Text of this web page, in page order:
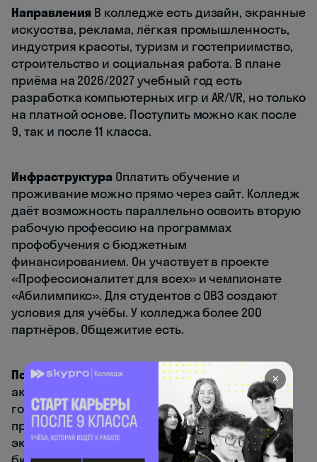
Направления В колледже есть дизайн, экранные
искусства, реклама, лёгкая промышленность,
индустрия красоты, туризм и гостеприимство,
строительство и социальная работа. В плане
приёма на 2026/2027 учебный год есть
разработка компьютерных игр и AR/VR, но только
на платной основе. Поступить можно как после
9, так и после 11 класса.
Инфраструктура Оплатить обучение и
проживание можно прямо через сайт. Колледж
даёт возможность параллельно освоить вторую
рабочую профессию на программах
профобучения с бюджетным
финансированием. Он участвует в проекте
«Профессионалитет для всех» и чемпионате
«Абилимпикс». Для студентов с ОВЗ создают
условия для учёбы. У колледжа более 200
партнёров. Общежитие есть.
Поступление и стоимостьКолледж
аккредитован государством и выдаёт диплом
государственного образца. На большинство
программ принимают по аттестату, без
экзаменов. По нескольким направлениям есть
✕